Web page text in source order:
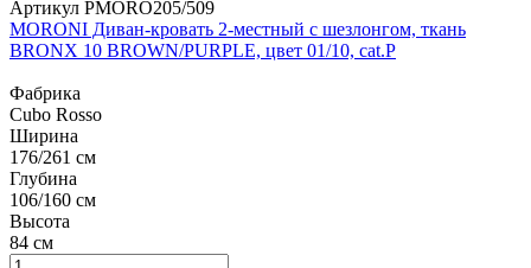
Артикул PMORO205/509
MORONI Диван-кровать 2-местный с шезлонгом, ткань
BRONX 10 BROWN/PURPLE, цвет 01/10, cat.P
Фабрика
Cubo Rosso
Ширина
176/261 см
Глубина
106/160 см
Высота
84 см